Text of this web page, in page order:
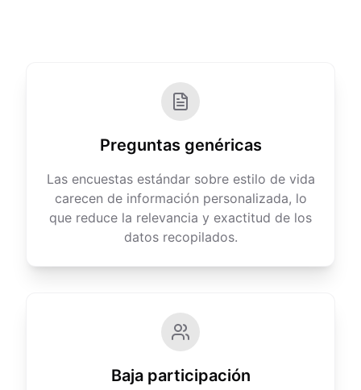
Preguntas genéricas
Las encuestas estándar sobre estilo de vida
carecen de información personalizada, lo
que reduce la relevancia y exactitud de los
datos recopilados.
Baja participación